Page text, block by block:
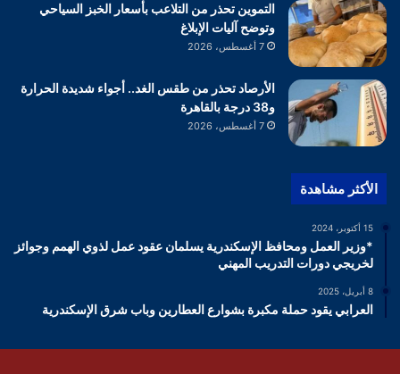
التموين تحذر من التلاعب بأسعار الخبز السياحي
وتوضح آليات الإبلاغ
7 أغسطس، 2026
الأرصاد تحذر من طقس الغد.. أجواء شديدة الحرارة
و38 درجة بالقاهرة
7 أغسطس، 2026
الأكثر مشاهدة
15 أكتوبر، 2024
*وزير العمل ومحافظ الإسكندرية يسلمان عقود عمل لذوي الهمم وجوائز
لخريجي دورات التدريب المهني
8 أبريل، 2025
العرابي يقود حملة مكبرة بشوارع العطارين وباب شرق الإسكندرية